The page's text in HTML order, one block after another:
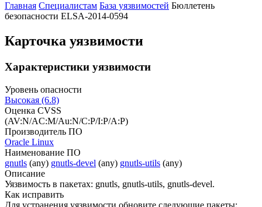
Главная Специалистам База уязвимостей Бюллетень
безопасности ELSA-2014-0594
Карточка уязвимости
Характеристики уязвимости
Уровень опасности
Высокая (6.8)
Оценка CVSS
(AV:N/AC:M/Au:N/C:P/I:P/A:P)
Производитель ПО
Oracle Linux
Наименование ПО
gnutls (any) gnutls-devel (any) gnutls-utils (any)
Описание
Уязвимость в пакетах: gnutls, gnutls-utils, gnutls-devel.
Как исправить
Для устранения уязвимости обновите следующие пакеты: